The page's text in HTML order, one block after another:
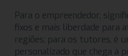
Para o empreendedor,
fixos e mais liberdade para
regiões; para os tutores, é
personalizado que chega à